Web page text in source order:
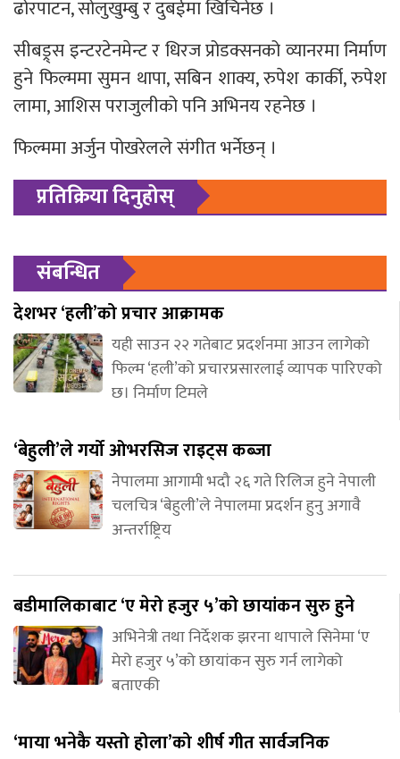
ढोरपाटन, सोलुखुम्बु र दुबईमा खिचिनेछ ।
सीबड्र्स इन्टरटेनमेन्ट र धिरज प्रोडक्सनको व्यानरमा निर्माण
हुने फिल्ममा सुमन थापा, सबिन शाक्य, रुपेश कार्की, रुपेश
लामा, आशिस पराजुलीको पनि अभिनय रहनेछ ।
फिल्ममा अर्जुन पोखरेलले संगीत भर्नेछन् ।
प्रतिक्रिया दिनुहोस्
संबन्धित
देशभर ‘हली’को प्रचार आक्रामक
यही साउन २२ गतेबाट प्रदर्शनमा आउन लागेको
फिल्म ‘हली’को प्रचारप्रसारलाई व्यापक पारिएको
छ। निर्माण टिमले
‘बेहुली’ले गर्यो ओभरसिज राइट्स कब्जा
नेपालमा आगामी भदौ २६ गते रिलिज हुने नेपाली
चलचित्र ‘बेहुली’ले नेपालमा प्रदर्शन हुनु अगावै
अन्तर्राष्ट्रिय
बडीमालिकाबाट ‘ए मेरो हजुर ५’को छायांकन सुरु हुने
अभिनेत्री तथा निर्देशक झरना थापाले सिनेमा ‘ए
मेरो हजुर ५’को छायांकन सुरु गर्न लागेको
बताएकी
‘माया भनेकै यस्तो होला’को शीर्ष गीत सार्वजनिक